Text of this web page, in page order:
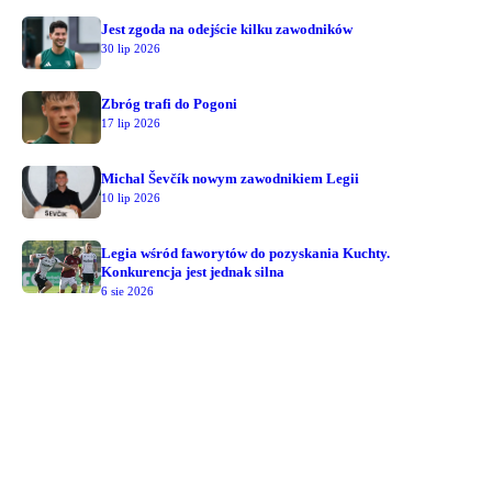
Jest zgoda na odejście kilku zawodników
30 lip 2026
Zbróg trafi do Pogoni
17 lip 2026
Michal Ševčík nowym zawodnikiem Legii
10 lip 2026
Legia wśród faworytów do pozyskania Kuchty.
Konkurencja jest jednak silna
6 sie 2026